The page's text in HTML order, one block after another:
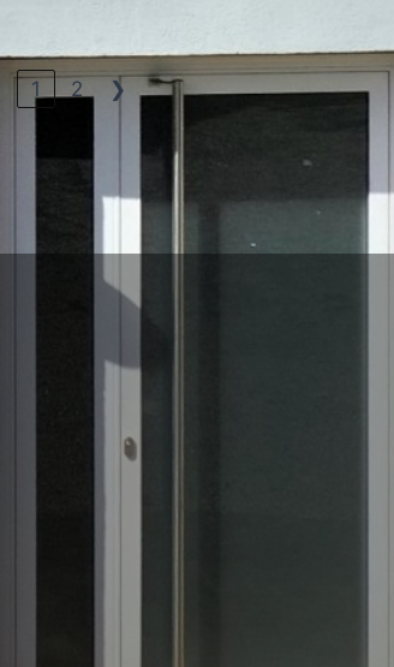
1 2 ❯